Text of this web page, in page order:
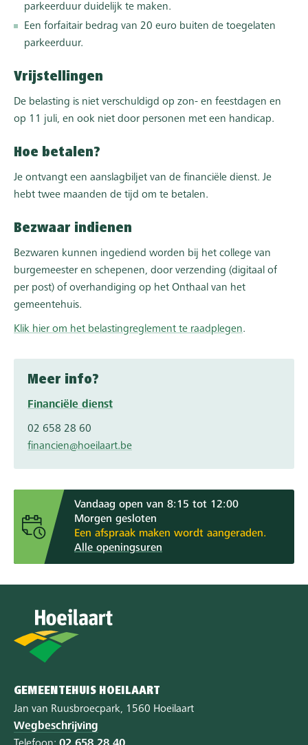
parkeerduur duidelijk te maken.
Een forfaitair bedrag van 20 euro buiten de toegelaten
parkeerduur.
Vrijstellingen
De belasting is niet verschuldigd op zon- en feestdagen en
op 11 juli, en ook niet door personen met een handicap.
Hoe betalen?
Je ontvangt een aanslagbiljet van de financiële dienst. Je
hebt twee maanden de tijd om te betalen.
Bezwaar indienen
Bezwaren kunnen ingediend worden bij het college van
burgemeester en schepenen, door verzending (digitaal of
per post) of overhandiging op het Onthaal van het
gemeentehuis.
Klik hier om het belastingreglement te raadplegen.
Meer info?
Financiële dienst
02 658 28 60
financien@hoeilaart.be
Vandaag open van 8:15 tot 12:00
Morgen gesloten
Een afspraak maken wordt aangeraden.
Alle openingsuren
GEMEENTEHUIS HOEILAART
Jan van Ruusbroecpark, 1560 Hoeilaart
Wegbeschrijving